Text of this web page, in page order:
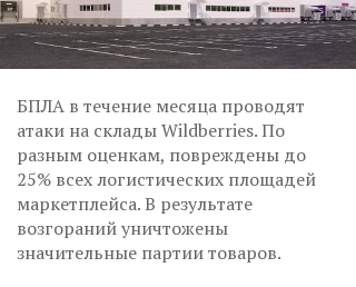
БПЛА в течение месяца проводят
атаки на склады Wildberries. По
разным оценкам, повреждены до
25% всех логистических площадей
маркетплейса. В результате
возгораний уничтожены
значительные партии товаров.